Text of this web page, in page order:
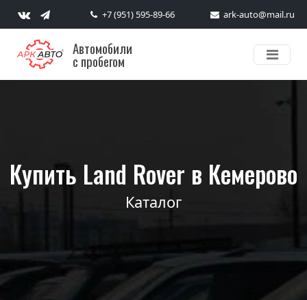
+7 (951) 595-89-66 ark-auto@mail.ru
Автомобили
с пробегом
Купить Land Rover в Кемерово
Каталог